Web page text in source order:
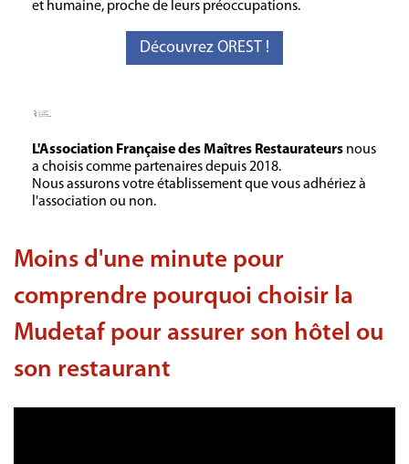
et humaine, proche de leurs préoccupations.
Découvrez OREST !
L'Association Française des Maîtres Restaurateurs nous
a choisis comme partenaires depuis 2018.
Nous assurons votre établissement que vous adhériez à
l'association ou non.
Moins d'une minute pour
comprendre pourquoi choisir la
Mudetaf pour assurer son hôtel ou
son restaurant